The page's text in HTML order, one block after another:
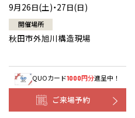
9月26日(土)・27日(日)
開催場所
秋田市外旭川構造現場
QUOカード1000円分進呈中！
ご来場予約